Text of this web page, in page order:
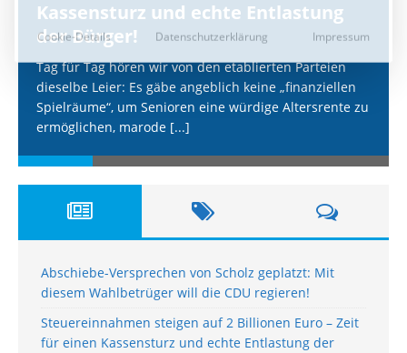
Kassensturz und echte Entlastung
der Bürger!
Tag für Tag hören wir von den etablierten Parteien
dieselbe Leier: Es gäbe angeblich keine „finanziellen
Spielräume“, um Senioren eine würdige Altersrente zu
ermöglichen, marode [...]
Abschiebe-Versprechen von Scholz geplatzt: Mit
diesem Wahlbetrüger will die CDU regieren!
Steuereinnahmen steigen auf 2 Billionen Euro – Zeit
für einen Kassensturz und echte Entlastung der